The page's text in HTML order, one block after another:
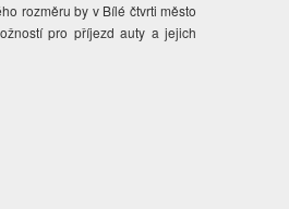
rozměru by v Bílé čtvrti město
pro příjezd auty a jejich